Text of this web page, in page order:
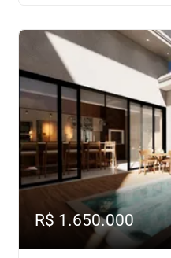
R$ 1.650.000